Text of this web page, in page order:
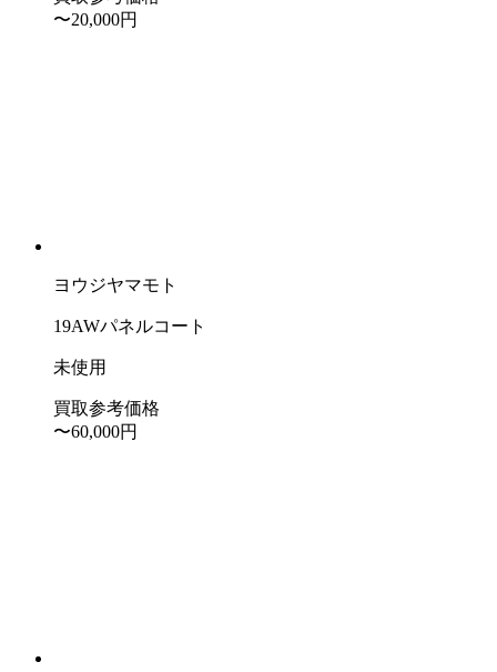
〜20,000円
ヨウジヤマモト
19AWパネルコート
未使用
買取参考価格
〜60,000円